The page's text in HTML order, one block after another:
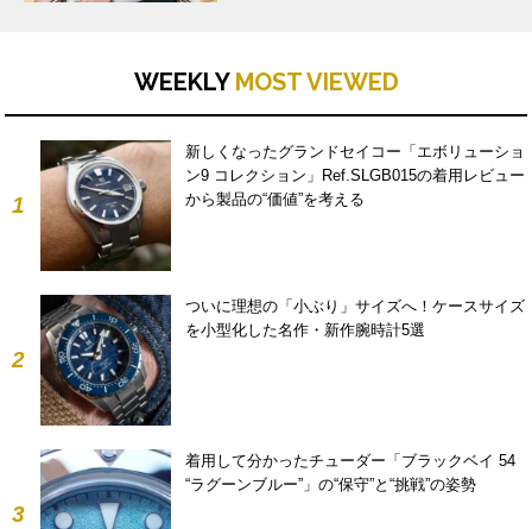
WEEKLY MOST VIEWED
1
新しくなったグランドセイコー「エボリューショ
ン9 コレクション」Ref.SLGB015の着用レビュー
から製品の“価値”を考える
2
ついに理想の「小ぶり」サイズへ！ケースサイズ
を小型化した名作・新作腕時計5選
3
着用して分かったチューダー「ブラックベイ 54
“ラグーンブルー”」の“保守”と“挑戦”の姿勢